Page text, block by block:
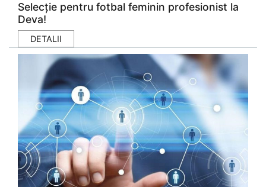
Selecție pentru fotbal feminin profesionist la
Deva!
DETALII